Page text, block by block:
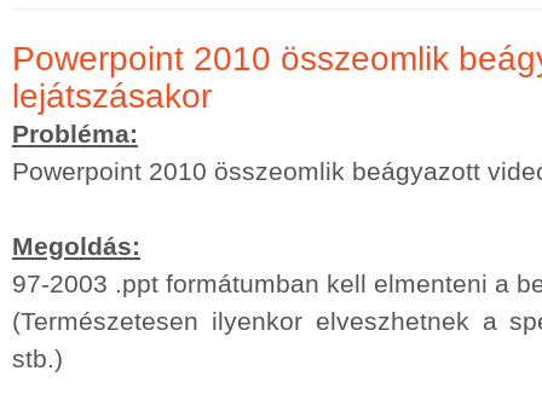
Powerpoint 2010 összeomlik
lejátszásakor
Probléma:
Powerpoint 2010 összeomlik beágyazott
Megoldás:
97-2003 .ppt formátumban kell elmenteni a
(Természetesen ilyenkor elveszhetnek a
stb.)